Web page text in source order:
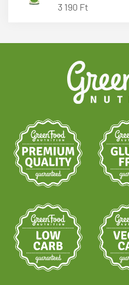
3 190 Ft